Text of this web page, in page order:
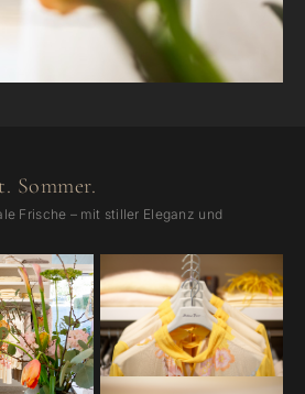
Sommer.
Frische – mit stiller Eleganz und